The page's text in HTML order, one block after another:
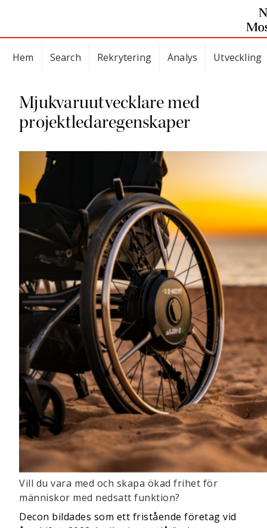
Hem Search Rekrytering Analys Utveckling
Mjukvaruutvecklare med
projektledaregenskaper
Vill du vara med och skapa ökad frihet för
människor med nedsatt funktion?
Decon bildades som ett fristående företag vid